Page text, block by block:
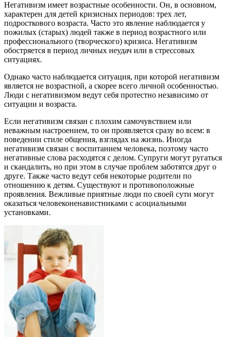
Негативизм имеет возрастные особенности. Он, в основном,
характерен для детей кризисных периодов: трех лет,
подросткового возраста. Часто это явление наблюдается у
пожилых (старых) людей также в период возрастного или
профессионального (творческого) кризиса. Негативизм
обостряется в период личных неудач или в стрессовых
ситуациях.
Однако часто наблюдается ситуация, при которой негативизм
является не возрастной, а скорее всего личной особенностью.
Люди с негативизмом ведут себя протестно независимо от
ситуации и возраста.
Если негативизм связан с плохим самочувствием или
неважным настроением, то он проявляется сразу во всем: в
поведении стиле общения, взглядах на жизнь. Иногда
негативизм связан с воспитанием человека, поэтому часто
негативные слова расходятся с делом. Супруги могут ругаться
и скандалить, но при этом в случае проблем заботятся друг о
друге. Также часто ведут себя некоторые родители по
отношению к детям. Существуют и противоположные
проявления. Вежливые приятные люди по своей сути могут
оказаться человеконенавистниками с асоциальными
установками.